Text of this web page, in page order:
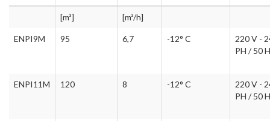
[m³] [m³/h]
ENPI9M 95 6,7 -12° C
220 V -
PH / 50
ENPI11M 120 8 -12° C
220 V -
PH / 50